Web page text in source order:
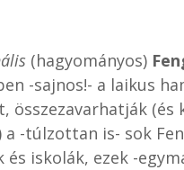
(hagyományos)
-sajnos!- a laikus
összezavarhatják (és
a -túlzottan is- sok
és iskolák, ezek -